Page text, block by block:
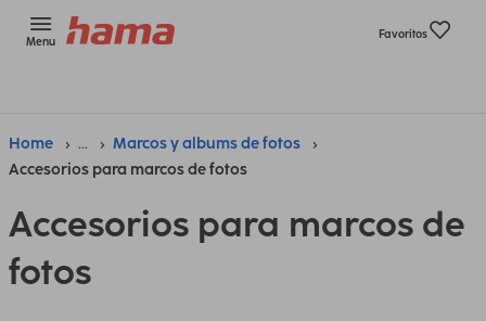
Menu
Favoritos
Home ...
Marcos y albums de fotos
Accesorios para marcos de fotos
Accesorios para marcos de
fotos